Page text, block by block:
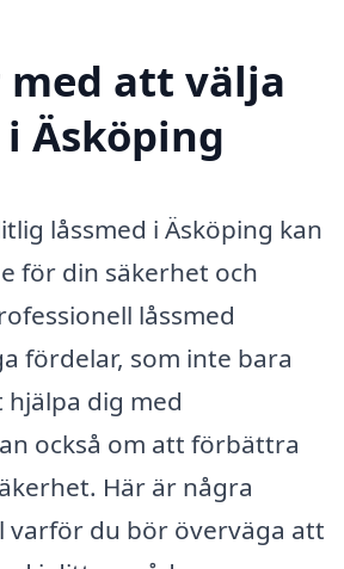
med att välja
Äsköping
låssmed i Äsköping kan
för din säkerhet och
låssmed
fördelar, som inte bara
dig med
också om att förbättra
Här är några
varför du bör överväga att